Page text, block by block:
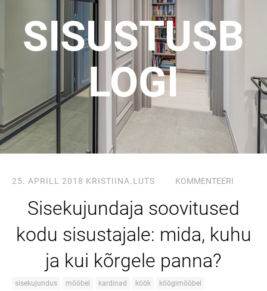
SISUSTUSB
LOGI
25. APRILL 2018 KRISTIINA.LUTS KOMMENTEERI
Sisekujundaja soovitused
kodu sisustajale: mida, kuhu
ja kui kõrgele panna?
sisekujundus mööbel kardinad köök köögimööbel